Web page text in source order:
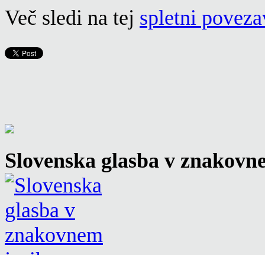
Več sledi na tej spletni
Slovenska glasba v